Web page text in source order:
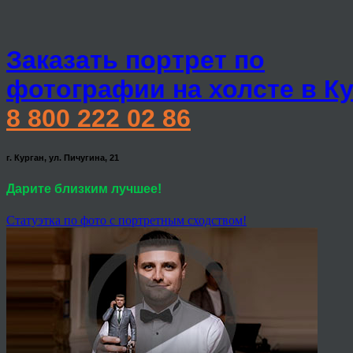
Заказать портрет по
фотографии на холсте в
8 800 222 02 86
г. Курган, ул. Пичугина, 21
Дарите близким лучшее!
Статуэтка по фото с портретным сходством!